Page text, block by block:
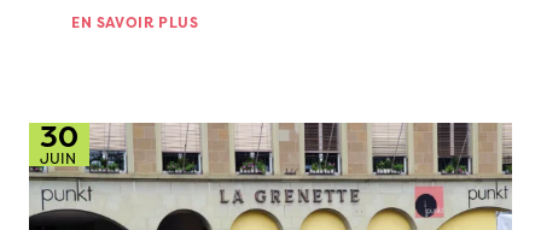
EN SAVOIR PLUS
30
JUIN